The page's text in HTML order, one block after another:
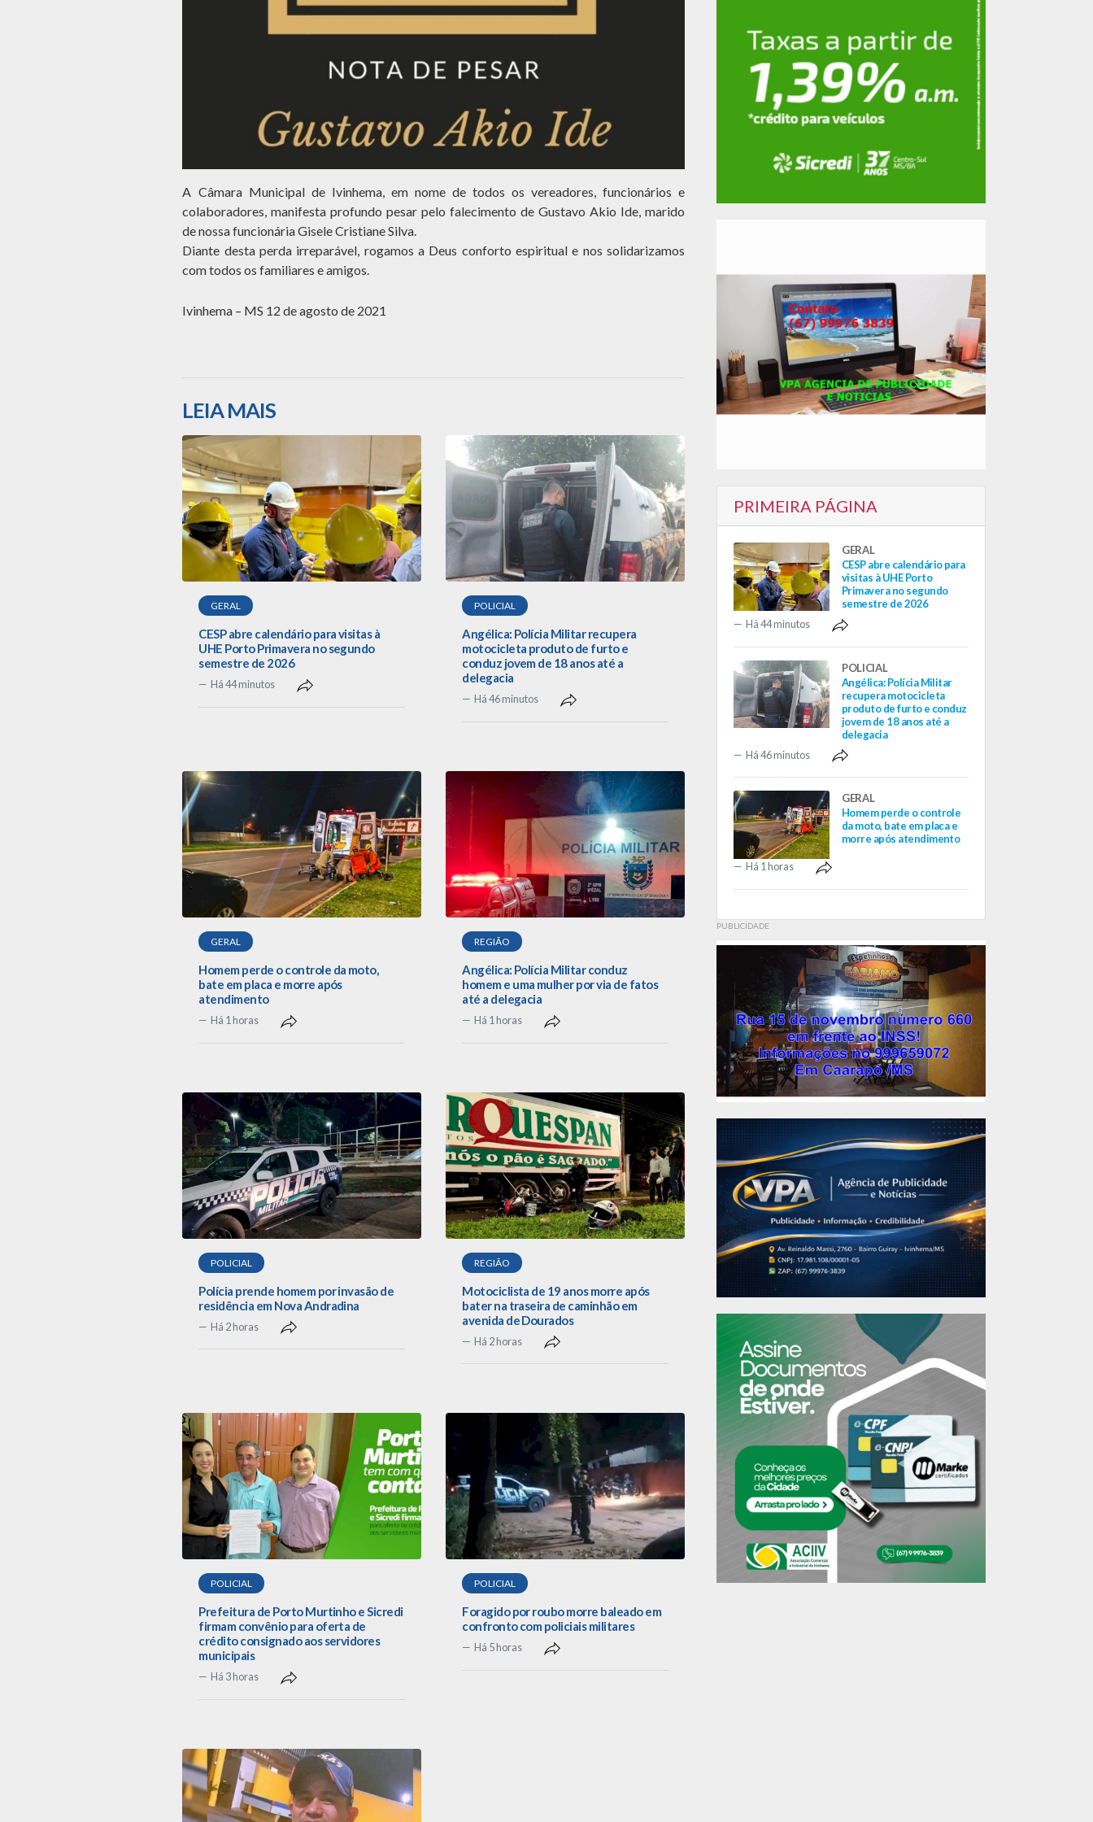
A Câmara Municipal de Ivinhema, em nome de todos os vereadores, funcionários e
colaboradores, manifesta profundo pesar pelo falecimento de Gustavo Akio Ide, marido
de nossa funcionária Gisele Cristiane Silva.
Diante desta perda irreparável, rogamos a Deus conforto espiritual e nos solidarizamos
com todos os familiares e amigos.
Ivinhema – MS 12 de agosto de 2021
LEIA MAIS
GERAL
CESP abre calendário para visitas à
UHE Porto Primavera no segundo
semestre de 2026
Há 44 minutos
POLICIAL
Angélica: Polícia Militar recupera
motocicleta produto de furto e
conduz jovem de 18 anos até a
delegacia
Há 46 minutos
GERAL
Homem perde o controle da moto,
bate em placa e morre após
atendimento
Há 1 horas
REGIÃO
Angélica: Polícia Militar conduz
homem e uma mulher por via de fatos
até a delegacia
Há 1 horas
POLICIAL
Polícia prende homem por invasão de
residência em Nova Andradina
Há 2 horas
REGIÃO
Motociclista de 19 anos morre após
bater na traseira de caminhão em
avenida de Dourados
Há 2 horas
POLICIAL
Prefeitura de Porto Murtinho e Sicredi
firmam convênio para oferta de
crédito consignado aos servidores
municipais
Há 3 horas
POLICIAL
Foragido por roubo morre baleado em
confronto com policiais militares
Há 5 horas
PRIMEIRA PÁGINA
GERAL
CESP abre calendário para
visitas à UHE Porto
Primavera no segundo
semestre de 2026
Há 44 minutos
POLICIAL
Angélica: Polícia Militar
recupera motocicleta
produto de furto e conduz
jovem de 18 anos até a
delegacia
Há 46 minutos
GERAL
Homem perde o controle
da moto, bate em placa e
morre após atendimento
Há 1 horas
PUBLICIDADE